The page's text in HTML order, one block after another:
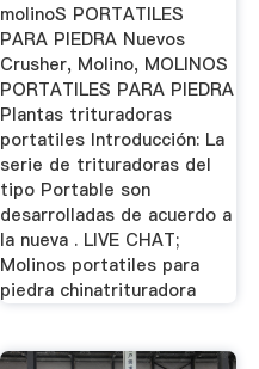
molinoS PORTATILES
PARA PIEDRA Nuevos
Crusher, Molino, MOLINOS
PORTATILES PARA PIEDRA
Plantas trituradoras
portatiles Introducción: La
serie de trituradoras del
tipo Portable son
desarrolladas de acuerdo a
la nueva . LIVE CHAT;
Molinos portatiles para
piedra chinatrituradora